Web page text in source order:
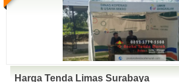
Harga Tenda Limas Surabaya